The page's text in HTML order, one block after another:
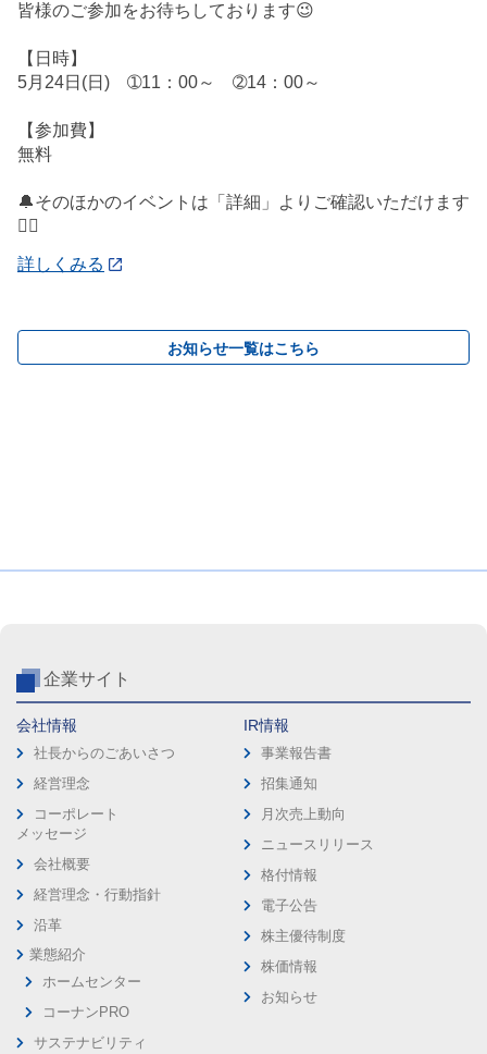
皆様のご参加をお待ちしております😉
【日時】
5月24日(日) ➀11：00～ ➁14：00～
【参加費】
無料
🔔そのほかのイベントは「詳細」よりご確認いただけます
💁‍♀️
詳しくみる
お知らせ一覧はこちら
企業サイト
会社情報
社長からのごあいさつ
経営理念
コーポレート
メッセージ
会社概要
経営理念・行動指針
沿革
業態紹介
ホームセンター
コーナンPRO
サステナビリティ
IR情報
事業報告書
招集通知
月次売上動向
ニュースリリース
格付情報
電子公告
株主優待制度
株価情報
お知らせ